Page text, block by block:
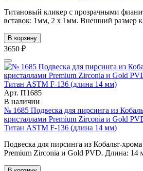
Титановый кликер с прозрачными
вставок: 1мм, 2 х 1мм. Внешний размер
В корзину
3650 ₽
Арт. П1685
В наличии
№ 1685 Подвеска для пирсинга из
кристаллами Premium Zirconia и Gold
Титан ASTM F-136 (длина 14 мм)
Подвеска для пирсинга из Кобальт-
Premium Zirconia и Gold PVD. Длина: 14